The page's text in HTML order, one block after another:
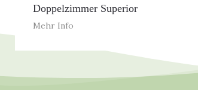
Doppelzimmer Superior
Mehr Info